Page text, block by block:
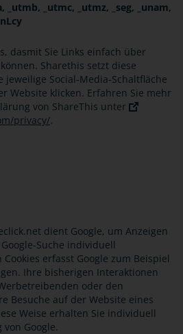
_utmb, _utmc, _utmz, _seg, _unam,
dasmit Sie Links einfach über
Sharethis setzt diese
jeweilige Social-Media-Schaltfläche
Website klicken. Erfahren Sie mehr
von ShareThis unter
privacy/.
dient Google, um Anzeigen
Suche individuell
erfasst Google zum Beispiel
Ihre bisherigen Interaktionen
oder den
Besuche auf der Website eines
Weise erhalten Sie individuell
Google.